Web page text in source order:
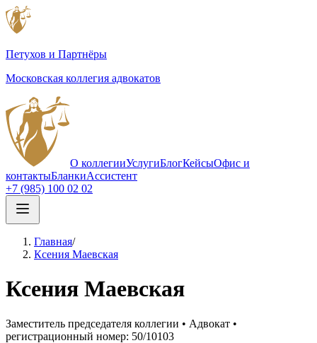
Петухов и Партнёры
Московская коллегия адвокатов
О коллегииУслугиБлогКейсыОфис и
контактыБланкиАссистент
+7 (985) 100 02 02
Главная/
Ксения Маевская
Ксения Маевская
Заместитель председателя коллегии • Адвокат •
регистрационный номер: 50/10103